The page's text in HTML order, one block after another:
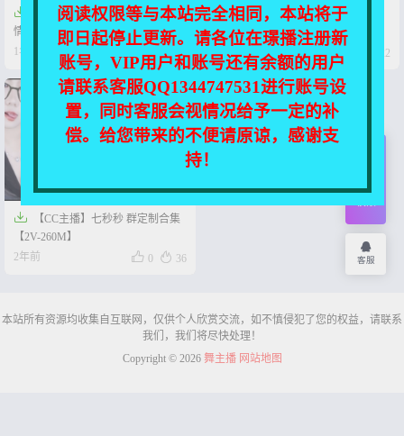

【CC】七秒秒 付费群定制热舞
情趣【2V-486MB】
1年前
 0  14
 【CC直播】七秒秒 付费群定制
热舞【2V-260M】
 22

【CC主播】七秒秒 群定制合集
【2V-260M】
2年前
 0  36
本站所有资源均收集自互联网，仅供个人欣赏交流，如不慎侵犯了您的权益，请联系
我们，我们将尽快处理！
Copyright © 2026 舞主播 网站地图
阅读权限等与本站完全相同，本站将于
即日起停止更新。请各位在璟播注册新
账号，VIP用户和账号还有余额的用户
请联系客服QQ1344747531进行账号设
置，同时客服会视情况给予一定的补
偿。给您带来的不便请原谅，感谢支
持！
会员
客服